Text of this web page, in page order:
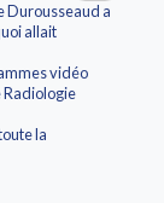
Durousseaud a
allait
vidéo
Radiologie
la